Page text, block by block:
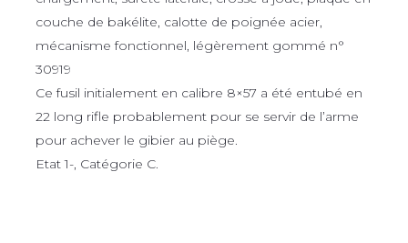
couche de bakélite, calotte de poignée acier,
mécanisme fonctionnel, légèrement gommé n°
30919
Ce fusil initialement en calibre 8×57 a été entubé en
22 long rifle probablement pour se servir de l’arme
pour achever le gibier au piège.
Etat 1-, Catégorie C.